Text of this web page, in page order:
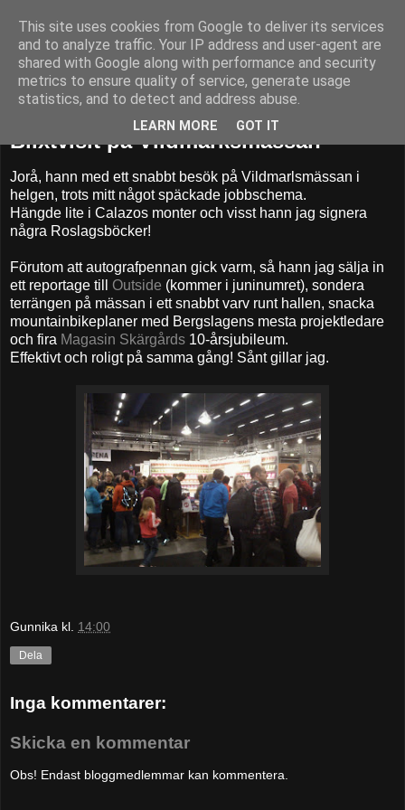
52adventures
Blixtvisit på Vildmarksmässan
Jorå, hann med ett snabbt besök på Vildmarlsmässan i
helgen, trots mitt något späckade jobbschema.
Hängde lite i Calazos monter och visst hann jag signera
några Roslagsböcker!
Förutom att autografpennan gick varm, så hann jag sälja in
ett reportage till Outside (kommer i juninumret), sondera
terrängen på mässan i ett snabbt varv runt hallen, snacka
mountainbikeplaner med Bergslagens mesta projektledare
och fira Magasin Skärgårds 10-årsjubileum.
Effektivt och roligt på samma gång! Sånt gillar jag.
Gunnika kl. 14:00
Dela
Inga kommentarer:
Skicka en kommentar
Obs! Endast bloggmedlemmar kan kommentera.
This site uses cookies from Google to deliver its services
and to analyze traffic. Your IP address and user-agent are
shared with Google along with performance and security
metrics to ensure quality of service, generate usage
statistics, and to detect and address abuse.
LEARN MORE GOT IT